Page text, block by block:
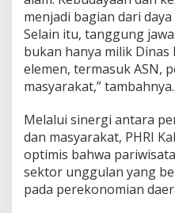
menjadi bagian dari
Selain itu, tanggung
bukan hanya milik
elemen, termasuk ASN,
masyarakat,” tambahnya.
Melalui sinergi antara
dan masyarakat, PHRI
optimis bahwa
sektor unggulan yang
pada perekonomian